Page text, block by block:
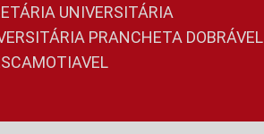
UNIVERSITÁRIA
PRANCHETA DOBRÁVEL